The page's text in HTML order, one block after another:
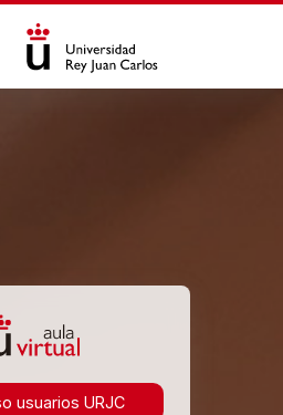
a Aula Virtual
usuarios URJC